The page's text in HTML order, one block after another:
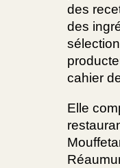
des
des
cahier
Elle